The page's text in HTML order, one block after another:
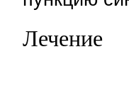
Лечение